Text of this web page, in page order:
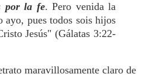
por la fe. Pero venida la
ayo, pues todos sois hijos
Jesús" (Gálatas 3:22-
maravillosamente claro de